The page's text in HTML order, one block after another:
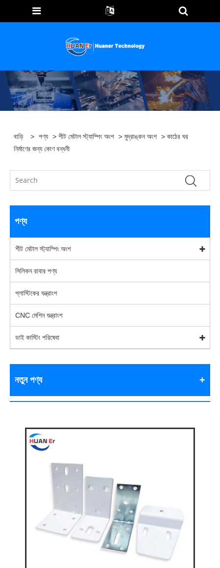
বাড়ি > পণ্য >শীট মেটাল স্ট্যাম্পিং অংশ >মুদ্রাঙ্কন অংশ > কাঠের ঘর
নির্মাণের জন্য কোণ বন্ধনী
পণ্য
শীট মেটাল স্ট্যাম্পিং অংশ
সিলিকন রাবার পণ্য
প্লাস্টিকের যন্ত্রাংশ
CNC মেশিন যন্ত্রাংশ
ডাই কাস্টিং পরিষেবা
নতুন পণ্য